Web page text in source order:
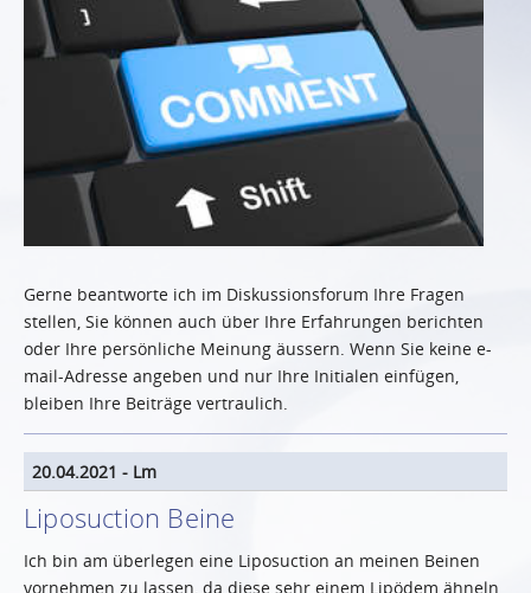
Gerne beantworte ich im Diskussionsforum Ihre Fragen
stellen, Sie können auch über Ihre Erfahrungen berichten
oder Ihre persönliche Meinung äussern. Wenn Sie keine e-
mail-Adresse angeben und nur Ihre Initialen einfügen,
bleiben Ihre Beiträge vertraulich.
20.04.2021 - Lm
Liposuction Beine
Ich bin am überlegen eine Liposuction an meinen Beinen
vornehmen zu lassen, da diese sehr einem Lipödem ähneln